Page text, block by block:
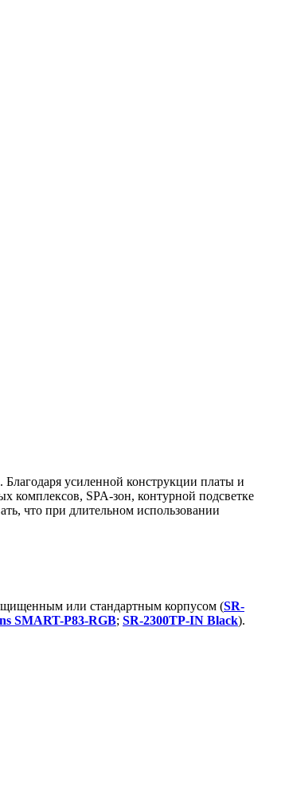
Благодаря усиленной конструкции платы и
комплексов, SPA-зон, контурной подсветке
что при длительном использовании
или стандартным корпусом (SR-
SMART-P83-RGB; SR-2300TP-IN Black).